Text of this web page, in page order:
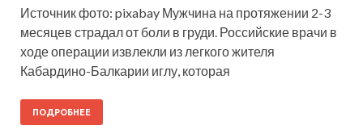
Источник фото: pixabay Мужчина на протяжении 2-3
месяцев страдал от боли в груди. Российские врачи в
ходе операции извлекли из легкого жителя
Кабардино-Балкарии иглу, которая
ПОДРОБНЕЕ